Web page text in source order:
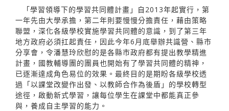
「學習領導下的學習共同體計畫」自2013年起實行，第
一年先由大學承擔，第二年則要慢慢分擔責任，藉由策略
聯盟，深化各級學校實施學習共同體的意識，到了第三年
地方政府必須扛起責任，因此今年6月底舉辦共識營、縣市
分享會，令潘慧玲欣慰的是各縣市政府都有提出教學精進
計畫，國教輔導團的團員也開始有了學習共同體的精神，
已逐漸達成角色易位的效果。最終目的是期盼各級學校透
過「以課堂改變作出發、以教師合作為後盾」的學校轉型
途徑，啟動新式學習，讓每位學生在課堂中都能真正參
與，養成自主學習的能力。